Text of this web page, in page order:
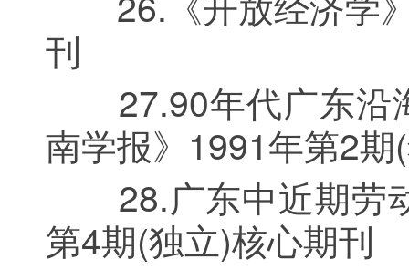
刊
27.90年代广东沿
南学报》1991年第2
28.广东中近期劳
第4期(独立)核心期刊